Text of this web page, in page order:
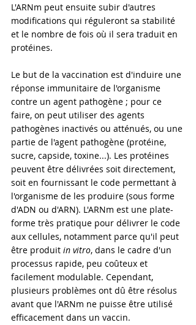
L'ARNm peut ensuite subir d'autres
modifications qui réguleront sa stabilité
et le nombre de fois où il sera traduit en
protéines.
Le but de la vaccination est d'induire une
réponse immunitaire de l'organisme
contre un agent pathogène ; pour ce
faire, on peut utiliser des agents
pathogènes inactivés ou atténués, ou une
partie de l'agent pathogène (protéine,
sucre, capside, toxine...). Les protéines
peuvent être délivrées soit directement,
soit en fournissant le code permettant à
l'organisme de les produire (sous forme
d'ADN ou d'ARN). L'ARNm est une plate-
forme très pratique pour délivrer le code
aux cellules, notamment parce qu'il peut
être produit in vitro, dans le cadre d'un
processus rapide, peu coûteux et
facilement modulable. Cependant,
plusieurs problèmes ont dû être résolus
avant que l'ARNm ne puisse être utilisé
efficacement dans un vaccin.